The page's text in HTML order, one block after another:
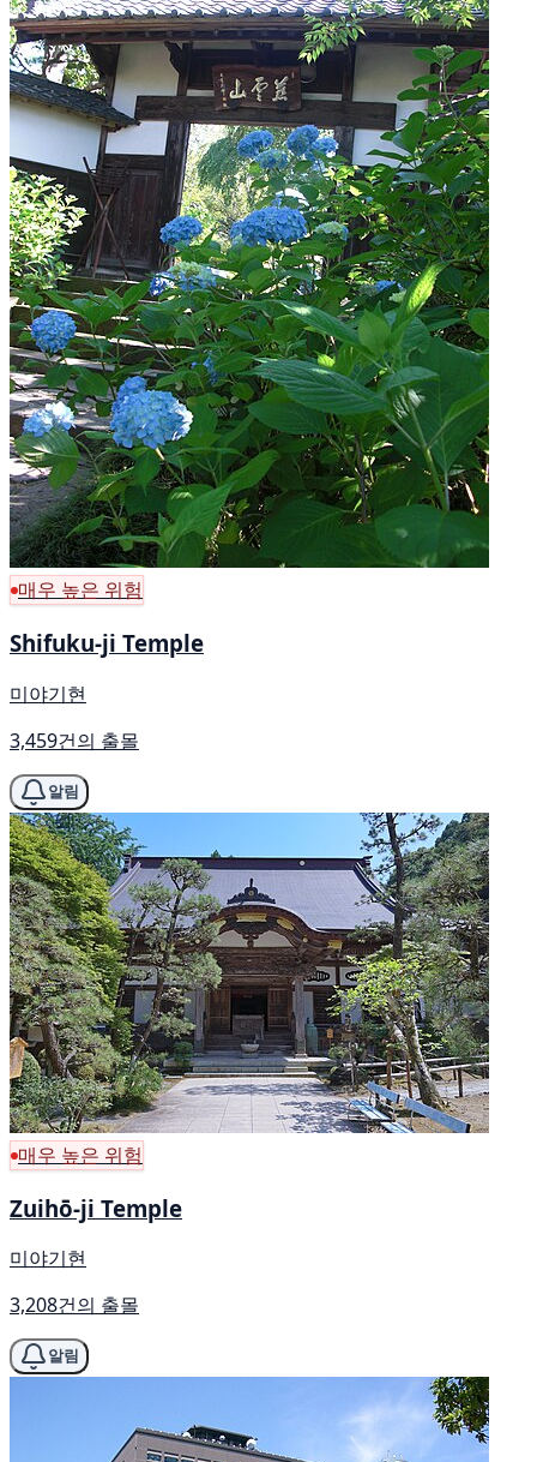
매우 높은 위험
Shifuku-ji Temple
미야기현
3,459건의 출몰
알림
매우 높은 위험
Zuihō-ji Temple
미야기현
3,208건의 출몰
알림